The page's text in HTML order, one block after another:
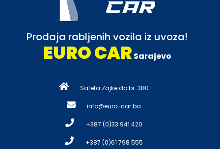
Prodaja rabljenih vozila iz uvoza!
EURO CAR Sarajevo
Safeta Zajke do br. 380
info@euro-car.ba
+387 (0)33 941 420
+387 (0)61 798 555